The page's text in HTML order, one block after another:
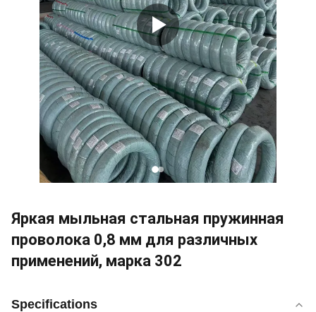
Яркая мыльная стальная пружинная
проволока 0,8 мм для различных
применений, марка 302
Specifications